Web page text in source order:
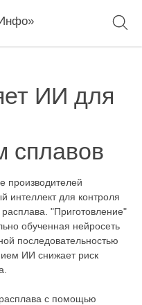
ИИ для
сплавов
производителей
интеллект для контроля
"Приготовление"
обученная нейросеть
последовательностью
ИИ снижает риск
с помощью